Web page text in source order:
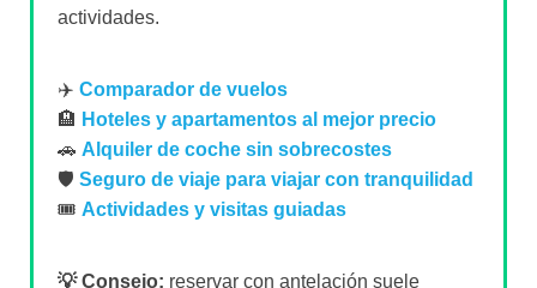
actividades.
✈️ Comparador de vuelos
🏨 Hoteles y apartamentos al mejor precio
🚗 Alquiler de coche sin sobrecostes
🛡️ Seguro de viaje para viajar con tranquilidad
🎟️ Actividades y visitas guiadas
💡 Consejo: reservar con antelación suele